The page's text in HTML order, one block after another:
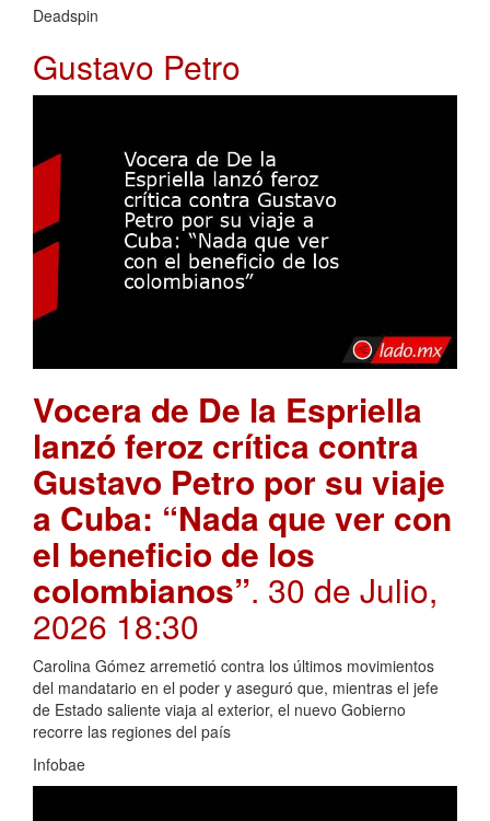
Deadspin
Gustavo Petro
Vocera de De la Espriella
lanzó feroz crítica contra
Gustavo Petro por su viaje
a Cuba: “Nada que ver con
el beneficio de los
colombianos”. 30 de Julio,
2026 18:30
Carolina Gómez arremetió contra los últimos movimientos
del mandatario en el poder y aseguró que, mientras el jefe
de Estado saliente viaja al exterior, el nuevo Gobierno
recorre las regiones del país
Infobae